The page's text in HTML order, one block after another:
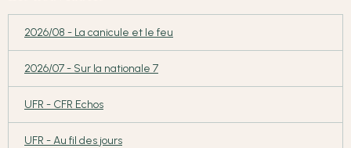
2026/08 - La canicule et le feu
2026/07 - Sur la nationale 7
UFR - CFR Echos
UFR - Au fil des jours